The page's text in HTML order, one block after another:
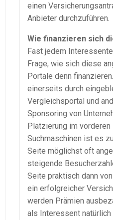
einen
Anbieter durchzuführen.
Wie finanzieren sich
Fast jedem
Frage, wie sich diese
Portale denn
einerseits durch
Vergleichsportal und
Sponsoring von
Platzierung im vorderen
Suchmaschinen ist es
Seite möglichst oft
steigende
Seite praktisch dann
ein erfolgreicher
werden Prämien
als Interessent natürlich